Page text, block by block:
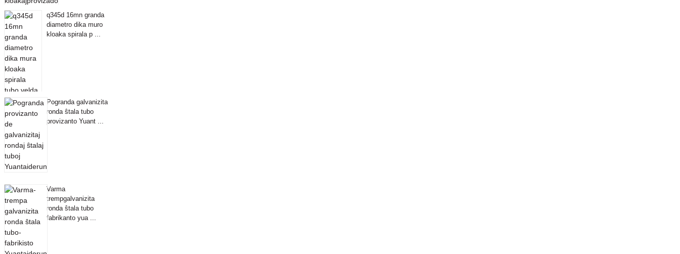
q345d 16mn granda
diametro dika muro
kloaka spirala p ...
Pogranda galvanizita
ronda ŝtala tubo
provizanto Yuant ...
Varma
trempgalvanizita
ronda ŝtala tubo
fabrikanto yua ...